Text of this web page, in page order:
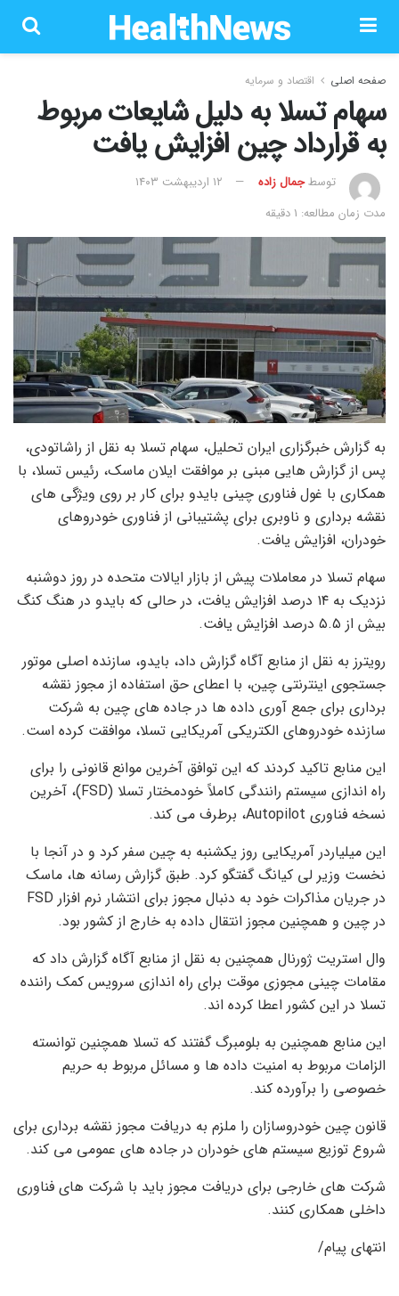
صفحه اصلی اقتصاد و سرمایه
سهام تسلا به دلیل شایعات مربوط
به قرارداد چین افزایش یافت
توسطجمال زاده
۱۲ اردیبهشت ۱۴۰۳
مدت زمان مطالعه: 1 دقیقه
به گزارش خبرگزاری ایران تحلیل، سهام تسلا به نقل از راشاتودی،
پس از گزارش هایی مبنی بر موافقت ایلان ماسک، رئیس تسلا، با
همکاری با غول فناوری چینی بایدو برای کار بر روی ویژگی های
نقشه برداری و ناوبری برای پشتیبانی از فناوری خودروهای
خودران، افزایش یافت.
سهام تسلا در معاملات پیش از بازار ایالات متحده در روز دوشنبه
نزدیک به ۱۴ درصد افزایش یافت، در حالی که بایدو در هنگ کنگ
بیش از ۵.۵ درصد افزایش یافت.
رویترز به نقل از منابع آگاه گزارش داد، بایدو، سازنده اصلی موتور
جستجوی اینترنتی چین، با اعطای حق استفاده از مجوز نقشه
برداری برای جمع آوری داده ها در جاده های چین به شرکت
سازنده خودروهای الکتریکی آمریکایی تسلا، موافقت کرده است.
این منابع تاکید کردند که این توافق آخرین موانع قانونی را برای
راه اندازی سیستم رانندگی کاملاً خودمختار تسلا (FSD)، آخرین
نسخه فناوری Autopilot، برطرف می کند.
این میلیاردر آمریکایی روز یکشنبه به چین سفر کرد و در آنجا با
نخست وزیر لی کیانگ گفتگو کرد. طبق گزارش رسانه ها، ماسک
در جریان مذاکرات خود به دنبال مجوز برای انتشار نرم افزار FSD
در چین و همچنین مجوز انتقال داده به خارج از کشور بود.
وال استریت ژورنال همچنین به نقل از منابع آگاه گزارش داد که
مقامات چینی مجوزی موقت برای راه اندازی سرویس کمک راننده
تسلا در این کشور اعطا کرده اند.
این منابع همچنین به بلومبرگ گفتند که تسلا همچنین توانسته
الزامات مربوط به امنیت داده ها و مسائل مربوط به حریم
خصوصی را برآورده کند.
قانون چین خودروسازان را ملزم به دریافت مجوز نقشه برداری برای
شروع توزیع سیستم های خودران در جاده های عمومی می کند.
شرکت های خارجی برای دریافت مجوز باید با شرکت های فناوری
داخلی همکاری کنند.
انتهای پیام/